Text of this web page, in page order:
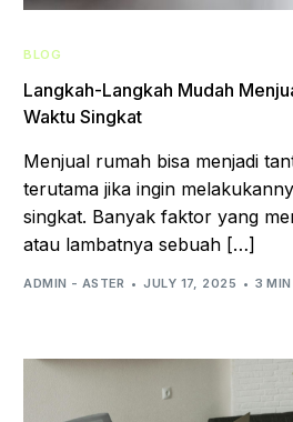
BLOG
Langkah-Langkah Mudah
Waktu Singkat
Menjual rumah bisa menjadi
terutama jika ingin
singkat. Banyak faktor yang
atau lambatnya sebuah […]
ADMIN - ASTER JULY 17, 2025 3 MIN